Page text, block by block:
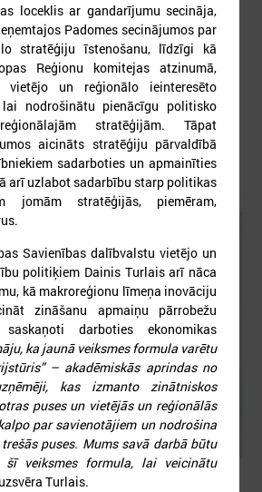
aicinātas pieteikties
pašvaldībām veltītai
padome sadarbībā ar “U-LEAD with
savienību izsludinājusi pieteikšanos
sadarbības balvai “Uzticības tiltu sadarbības
loceklis ar gandarījumu secināja,
Padomes secinājumos par
stratēģiju īstenošanu, līdzīgi kā
Reģionu komitejas atzinumā,
vietējo un reģionālo ieinteresēto
nodrošinātu pienācīgu politisko
stratēģijām. Tāpat
aicināts stratēģiju pārvaldībā
sadarboties un apmainīties
arī uzlabot sadarbību starp politikas
jomām stratēģijās, piemēram,
Savienības dalībvalstu vietējo un
politiķiem Dainis Turlais arī nāca
kā makroreģionu līmeņa inovāciju
zināšanu apmaiņu pārrobežu
darboties ekonomikas
ka jaunā veiksmes formula varētu
– akadēmiskās aprindas no
kas izmanto zinātniskos
puses un vietējās un reģionālās
par savienotājiem un nodrošina
puses. Mums savā darbā būtu
šī veiksmes formula, lai veicinātu
uzsvēra Turlais.